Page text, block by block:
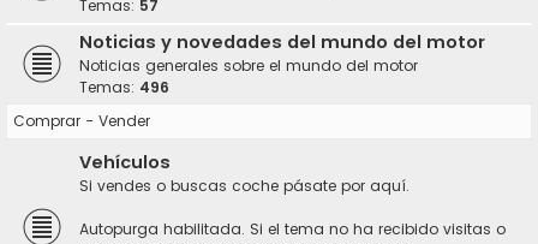
Temas: 57
Noticias y novedades del mundo del motor
Noticias generales sobre el mundo del motor
Temas: 496
Comprar - Vender
Vehículos
Si vendes o buscas coche pásate por aquí.
Autopurga habilitada. Si el tema no ha recibido visitas o